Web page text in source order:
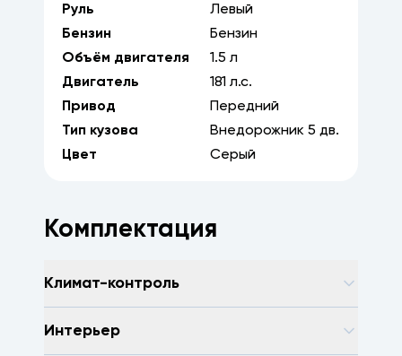
Руль
Левый
Бензин
Бензин
Объём двигателя
1.5 л
Двигатель
181 л.с.
Привод
Передний
Тип кузова
Внедорожник 5 дв.
Цвет
Серый
Комплектация
Климат-контроль
Интерьер